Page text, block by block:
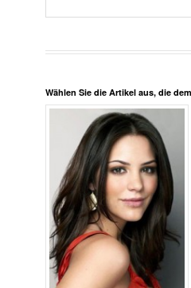
Wählen Sie die Artikel aus, die